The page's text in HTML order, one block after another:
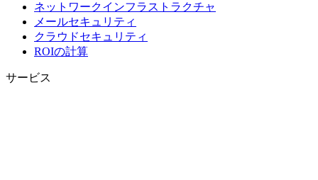
ネットワークインフラストラクチャ
メールセキュリティ
クラウドセキュリティ
ROIの計算
サービス